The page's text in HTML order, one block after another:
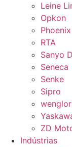
Leine
Opkon
RTA
Sanyo
Seneca
Senke
Sipro
wenglor
ZD
Indústrias